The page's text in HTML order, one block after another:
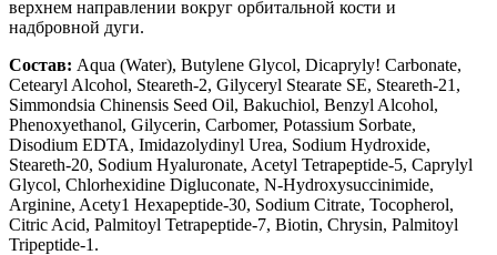
верхнем направлении вокруг орбитальной кости и
надбровной дуги.
Состав: Aqua (Water), Butylene Glycol, Dicapryly! Carbonate,
Cetearyl Alcohol, Steareth-2, Gilyceryl Stearate SE, Steareth-21,
Simmondsia Chinensis Seed Oil, Bakuchiol, Benzyl Alcohol,
Phenoxyethanol, Gilycerin, Carbomer, Potassium Sorbate,
Disodium EDTA, Imidazolydinyl Urea, Sodium Hydroxide,
Steareth-20, Sodium Hyaluronate, Acetyl Tetrapeptide-5, Caprylyl
Glycol, Chlorhexidine Digluconate, N-Hydroxysuccinimide,
Arginine, Acety1 Hexapeptide-30, Sodium Citrate, Tocopherol,
Citric Acid, Palmitoyl Tetrapeptide-7, Biotin, Chrysin, Palmitoyl
Tripeptide-1.